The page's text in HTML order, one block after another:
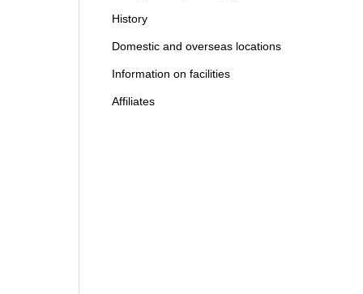
History
Domestic and overseas locations
Information on facilities
Affiliates